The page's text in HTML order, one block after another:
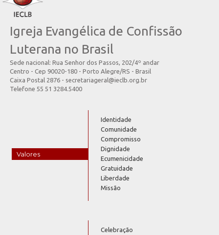
Igreja Evangélica de Confissão
Luterana no Brasil
Sede nacional: Rua Senhor dos Passos, 202/4º andar
Centro - Cep 90020-180 - Porto Alegre/RS - Brasil
Caixa Postal 2876 - secretariageral@ieclb.org.br
Telefone 55 51 3284.5400
Valores
Identidade
Comunidade
Compromisso
Dignidade
Ecumenicidade
Gratuidade
Liberdade
Missão
Celebração